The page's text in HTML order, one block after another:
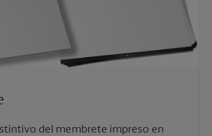
del membrete impreso en